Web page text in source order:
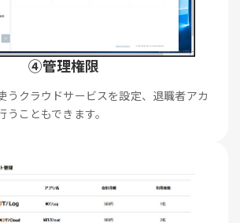
④管理権限
うクラウドサービスを設定、退職者アカ
こともできます。